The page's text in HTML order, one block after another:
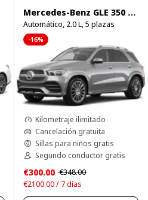
Mercedes-Benz GLE 350 4Matic
Automático, 2.0 L, 5 plazas
-16%
Kilometraje ilimitado
Cancelación gratuita
Sillas para niños gratis
Segundo conductor gratis
€300.00 €348.00
€2100.00 / 7 días